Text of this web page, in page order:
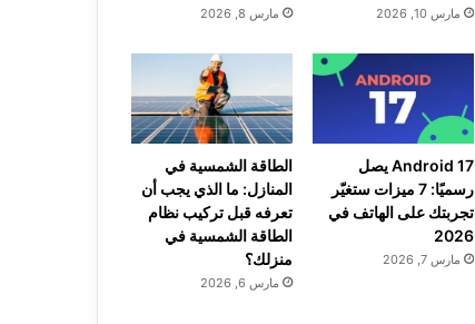
مارس 10, 2026 مارس 8, 2026
Android 17 يصل
رسميًا: 7 ميزات ستغيّر
تجربتك على الهاتف في
2026
مارس 7, 2026
الطاقة الشمسية في
المنازل: ما الذي يجب أن
تعرفه قبل تركيب نظام
الطاقة الشمسية في
منزلك؟
مارس 6, 2026